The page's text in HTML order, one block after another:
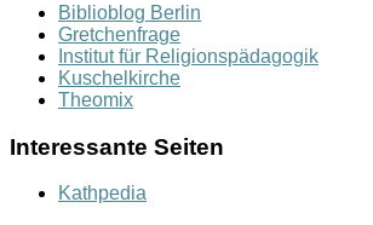
Biblioblog Berlin
Gretchenfrage
Institut für Religionspädagogik
Kuschelkirche
Theomix
Interessante Seiten
Kathpedia